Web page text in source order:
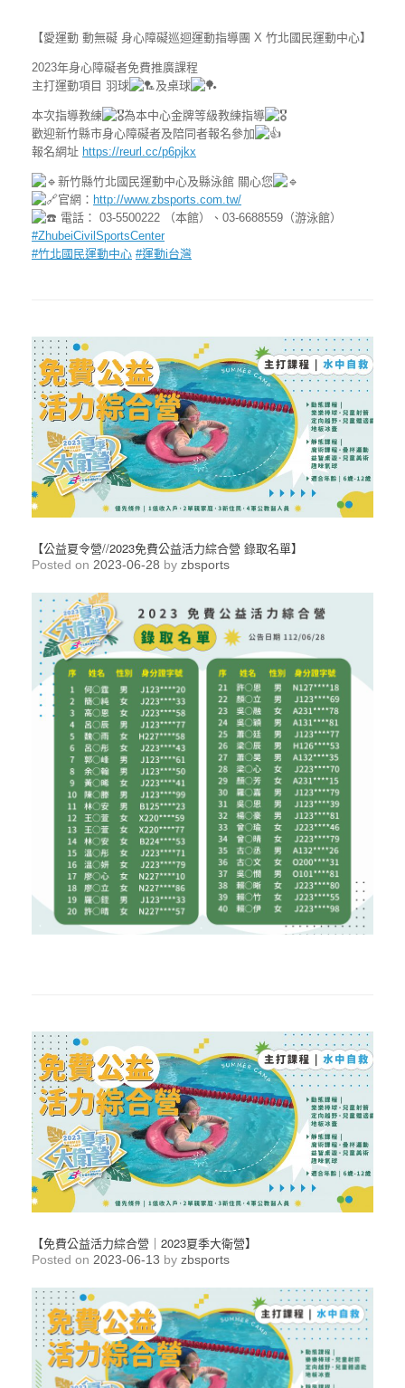
【愛運動 動無礙 身心障礙巡迴運動指導團 X 竹北國民運動中心】
2023年身心障礙者免費推廣課程
主打運動項目 羽球
及桌球
本次指導教練
為本中心金牌等級教練指導
歡迎新竹縣市身心障礙者及陪同者報名參加
報名網址 https://reurl.cc/p6pjkx
新竹縣竹北國民運動中心及縣泳館 關心您
官網： http://www.zbsports.com.tw/
電話： 03-5500222 （本館）、03-6688559（游泳館）
#ZhubeiCivilSportsCenter
#竹北國民運動中心 #運動i台灣
【公益夏令營//2023免費公益活力綜合營 錄取名單】
Posted on 2023-06-28 by zbsports
【免費公益活力綜合營｜2023夏季大衛營】
Posted on 2023-06-13 by zbsports